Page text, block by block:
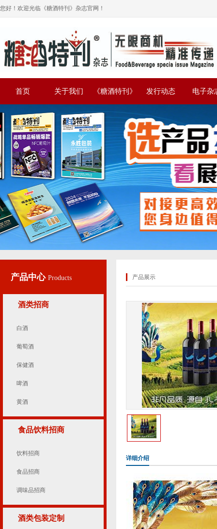
您好！欢迎光临《糖酒特刊》杂志官网！
首页 关于我们 《糖酒特刊》 发行动态 电子杂
产品中心 Products
酒类招商
白酒
葡萄酒
保健酒
啤酒
黄酒
食品饮料招商
饮料招商
食品招商
调味品招商
酒类包装定制
产品展示
详细介绍